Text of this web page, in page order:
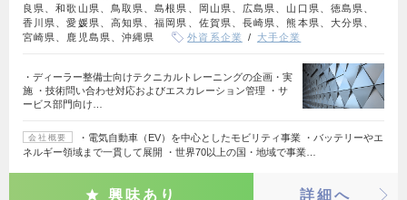
良県、和歌山県、鳥取県、島根県、岡山県、広島県、山口県、徳島県、
香川県、愛媛県、高知県、福岡県、佐賀県、長崎県、熊本県、大分県、
宮崎県、鹿児島県、沖縄県
外資系企業 大手企業
・ディーラー整備士向けテクニカルトレーニングの企画・実
施 ・技術問い合わせ対応およびエスカレーション管理 ・サ
ービス部門向け…
会社概要
・電気自動車（EV）を中心としたモビリティ事業 ・バッテリーやエ
ネルギー領域まで一貫して展開 ・世界70以上の国・地域で事業…
興味あり 詳細へ